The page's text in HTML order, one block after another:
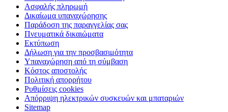
Ασφαλής πληρωμή
Δικαίωμα υπαναχώρησης
Παράδοση της παραγγελίας σας
Πνευματικά δικαιώματα
Εκτύπωση
Δήλωση για την προσβασιμότητα
Υπαναχώρηση από τη σύμβαση
Κόστος αποστολής
Πολιτική απορρήτου
Ρυθμίσεις cookies
Απόρριψη ηλεκτρικών συσκευών και μπαταριών
Sitemap